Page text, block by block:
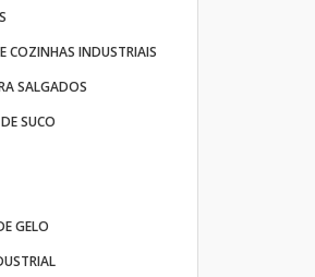
COZINHAS INDUSTRIAIS
SALGADOS
SUCO
GELO